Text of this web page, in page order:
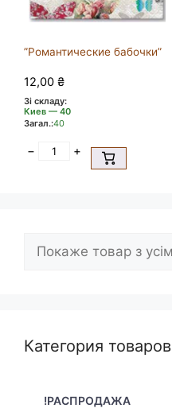
”Романтические бабочки”
12,00 ₴
Зі складу:
Киев — 40
Загал.:40
− +
Категория товаров
!РАСПРОДАЖА